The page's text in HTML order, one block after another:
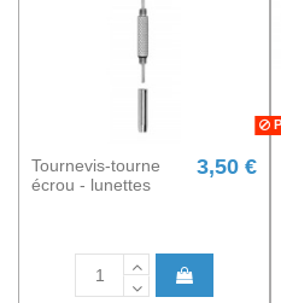
Tournevis-tourne
écrou - lunettes
3,50 €